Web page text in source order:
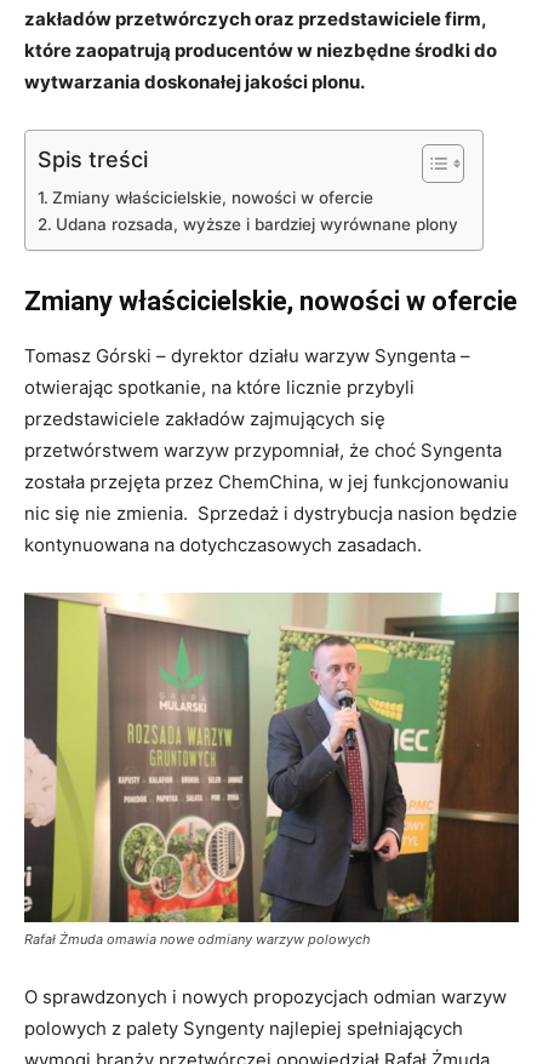
zakładów przetwórczych oraz przedstawiciele firm,
które zaopatrują producentów w niezbędne środki do
wytwarzania doskonałej jakości plonu.
Spis treści
Zmiany właścicielskie, nowości w ofercie
Udana rozsada, wyższe i bardziej wyrównane plony
Zmiany właścicielskie, nowości w ofercie
Tomasz Górski – dyrektor działu warzyw Syngenta –
otwierając spotkanie, na które licznie przybyli
przedstawiciele zakładów zajmujących się
przetwórstwem warzyw przypomniał, że choć Syngenta
została przejęta przez ChemChina, w jej funkcjonowaniu
nic się nie zmienia. Sprzedaż i dystrybucja nasion będzie
kontynuowana na dotychczasowych zasadach.
Rafał Żmuda omawia nowe odmiany warzyw polowych
O sprawdzonych i nowych propozycjach odmian warzyw
polowych z palety Syngenty najlepiej spełniających